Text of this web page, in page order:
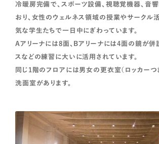
冷暖房完備で、スポーツ設備、視聴覚機器、音
おり、女性のウェルネス領域の授業やサークル
気な学生たちで一日中にぎわっています。
Aアリーナには8面、Bアリーナには4面の鏡が併
スなどの練習に大いに活用されています。
同じ1階のフロアには男女の更衣室（ロッカーつ
洗面室があります。